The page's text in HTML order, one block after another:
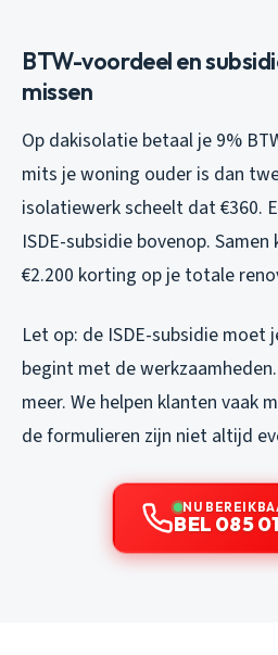
BTW-voordeel en
missen
Op dakisolatie betaal je 9%
mits je woning ouder is dan
isolatiewerk scheelt dat €360.
ISDE-subsidie bovenop.
€2.200 korting op je totale
Let op: de ISDE-subsidie moet
begint met de
meer. We helpen klanten vaak
de formulieren zijn niet altijd
NU
BEL 085